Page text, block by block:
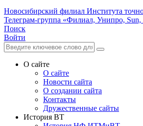
Новосибирский филиал Института
Телеграм-группа «Филиал, Унипро, Sun,
Поиск
Войти
О сайте
О сайте
Новости сайта
О создании сайта
Контакты
Дружественные сайты
История ВТ